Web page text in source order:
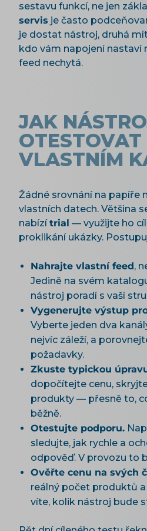
sestavu funkcí, ne jen
servis je často
je dostat nástroj, druhá
kdo vám napojení nastaví
feed nechytá.
JAK
VLASTNÍM
Žádné srovnání na papíře
vlastních datech. Většina
nabízítrial — využijte ho
proklikání ukázky.
Nahrajte vlastní feed,
Jedině na svém
nástroj poradí s vaší
Vygenerujte výstup
Vyberte jeden dva
nejvíc záleží, a
požadavky.
Zkuste typickou
dopočítejte cenu,
produkty — přesně to,
běžně.
Otestujte podporu.
sledujte, jak rychle a
odpověď. V provozu to
Ověřte cenu na svých
reálný počet produktů
víte, kolik nástroj bude